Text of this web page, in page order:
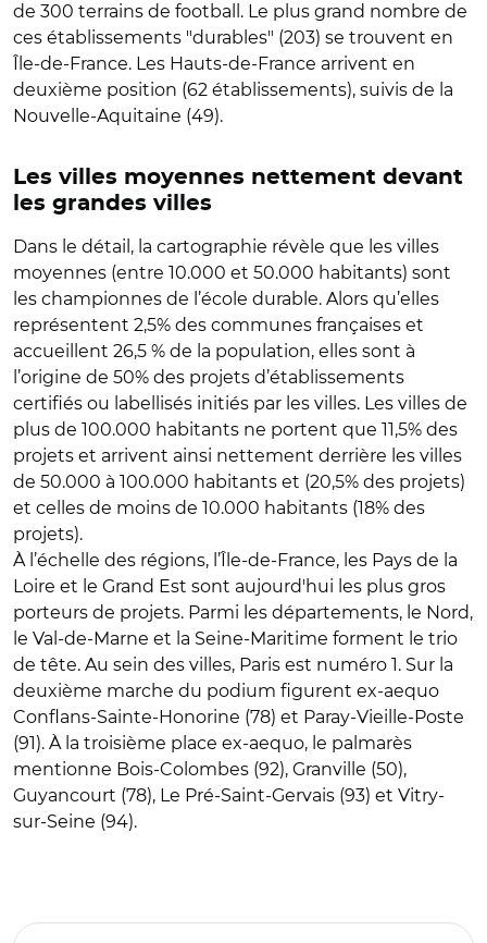
de 300 terrains de football. Le plus grand nombre de
ces établissements "durables" (203) se trouvent en
Île-de-France. Les Hauts-de-France arrivent en
deuxième position (62 établissements), suivis de la
Nouvelle-Aquitaine (49).
Les villes moyennes nettement devant
les grandes villes
Dans le détail, la cartographie révèle que les villes
moyennes (entre 10.000 et 50.000 habitants) sont
les championnes de l’école durable. Alors qu’elles
représentent 2,5% des communes françaises et
accueillent 26,5 % de la population, elles sont à
l’origine de 50% des projets d’établissements
certifiés ou labellisés initiés par les villes. Les villes de
plus de 100.000 habitants ne portent que 11,5% des
projets et arrivent ainsi nettement derrière les villes
de 50.000 à 100.000 habitants et (20,5% des projets)
et celles de moins de 10.000 habitants (18% des
projets).
À l’échelle des régions, l’Île-de-France, les Pays de la
Loire et le Grand Est sont aujourd'hui les plus gros
porteurs de projets. Parmi les départements, le Nord,
le Val-de-Marne et la Seine-Maritime forment le trio
de tête. Au sein des villes, Paris est numéro 1. Sur la
deuxième marche du podium figurent ex-aequo
Conflans-Sainte-Honorine (78) et Paray-Vieille-Poste
(91). À la troisième place ex-aequo, le palmarès
mentionne Bois-Colombes (92), Granville (50),
Guyancourt (78), Le Pré-Saint-Gervais (93) et Vitry-
sur-Seine (94).